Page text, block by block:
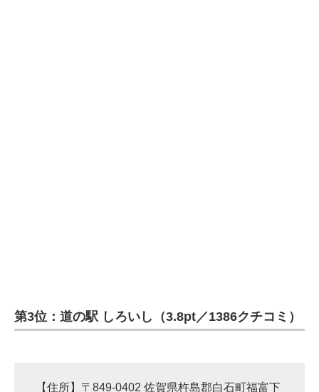
第3位：道の駅 しろいし（3.8pt／1386クチコミ）
【住所】〒849-0402 佐賀県杵島郡白石町福富下